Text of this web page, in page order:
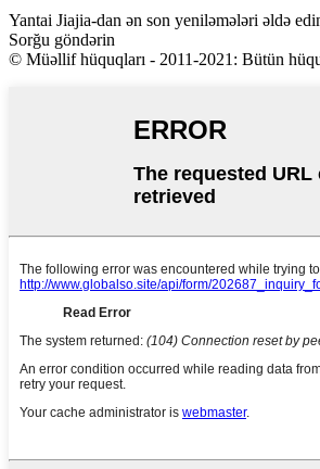
Yantai Jiajia-dan ən son yeniləmələri əldə
Sorğu göndərin
© Müəllif hüquqları - 2011-2021: Bütün